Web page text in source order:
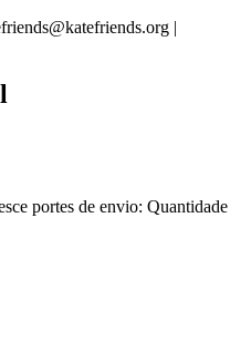
|
portes de envio: Quantidade